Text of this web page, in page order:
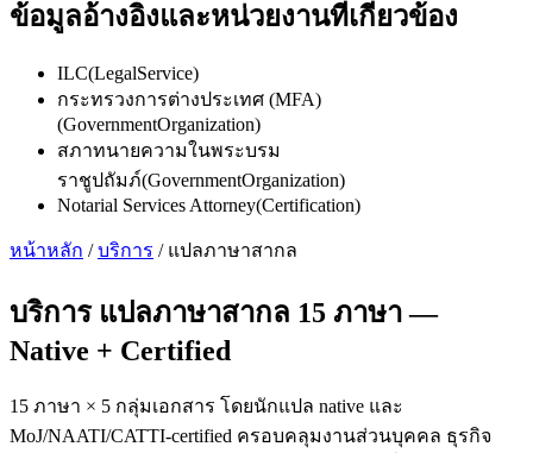
ข้อมูลอ้างอิงและหน่วยงานที่เกี่ยวข้อง
ILC(LegalService)
กระทรวงการต่างประเทศ (MFA)
(GovernmentOrganization)
สภาทนายความในพระบรม
ราชูปถัมภ์(GovernmentOrganization)
Notarial Services Attorney(Certification)
หน้าหลัก /บริการ / แปลภาษาสากล
บริการ แปลภาษาสากล 15 ภาษา—
Native + Certified
15 ภาษา × 5 กลุ่มเอกสาร โดยนักแปล native และ
MoJ/NAATI/CATTI-certified ครอบคลุมงานส่วนบุคคล ธุรกิจ